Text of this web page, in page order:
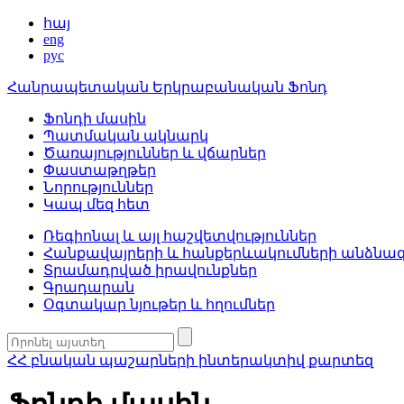
հայ
eng
рус
Հանրապետական Երկրաբանական Ֆոնդ
Ֆոնդի մասին
Պատմական ակնարկ
Ծառայություններ և վճարներ
Փաստաթղթեր
Նորություններ
Կապ մեզ հետ
Ռեգիոնալ և այլ հաշվետվություններ
Հանքավայրերի և հանքերևակումների
Տրամադրված իրավունքներ
Գրադարան
Օգտակար նյութեր և հղումներ
ՀՀ բնական պաշարների ինտերակտիվ քարտեզ